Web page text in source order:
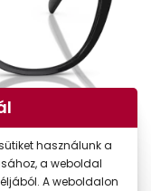
használunk a
a weboldal
A weboldalon